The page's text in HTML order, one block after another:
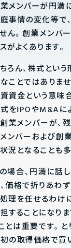
メンバーが円満
事情の変化等で
ん。創業メンバ
がよくあります。
ろん、株式とい
ことではありま
資金という意味
をIPOやM&Aに
業メンバーが、
ンバーおよび創
況となることも
場合、円満に話
価格で折りあわ
理を任せるわけ
することになり
とは重要です。
の取得価格で買